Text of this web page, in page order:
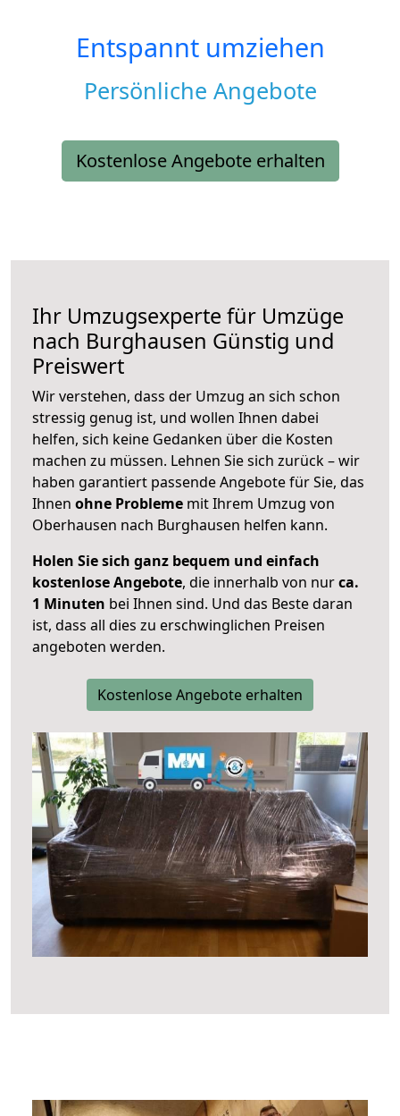
Entspannt umziehen
Persönliche Angebote
Kostenlose Angebote erhalten
Ihr Umzugsexperte für Umzüge
nach Burghausen Günstig und
Preiswert
Wir verstehen, dass der Umzug an sich schon
stressig genug ist, und wollen Ihnen dabei
helfen, sich keine Gedanken über die Kosten
machen zu müssen. Lehnen Sie sich zurück – wir
haben garantiert passende Angebote für Sie, das
Ihnen ohne Probleme mit Ihrem Umzug von
Oberhausen nach Burghausen helfen kann.
Holen Sie sich ganz bequem und einfach
kostenlose Angebote, die innerhalb von nurca.
1 Minuten bei Ihnen sind. Und das Beste daran
ist, dass all dies zu erschwinglichen Preisen
angeboten werden.
Kostenlose Angebote erhalten